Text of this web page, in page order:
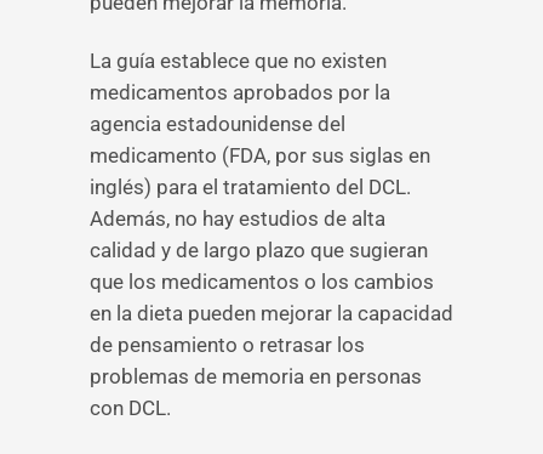
La guía establece que no existen
medicamentos aprobados por la
agencia estadounidense del
medicamento (FDA, por sus siglas en
inglés) para el tratamiento del DCL.
Además, no hay estudios de alta
calidad y de largo plazo que sugieran
que los medicamentos o los cambios
en la dieta pueden mejorar la capacidad
de pensamiento o retrasar los
problemas de memoria en personas
con DCL.